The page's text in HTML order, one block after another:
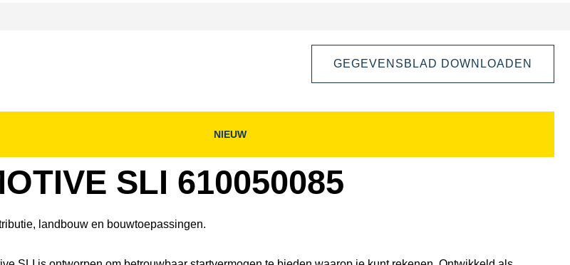
GEGEVENSBLAD DOWNLOADEN
Dialoogvenster
NIEUW
SLI 610050085
landbouw en bouwtoepassingen.